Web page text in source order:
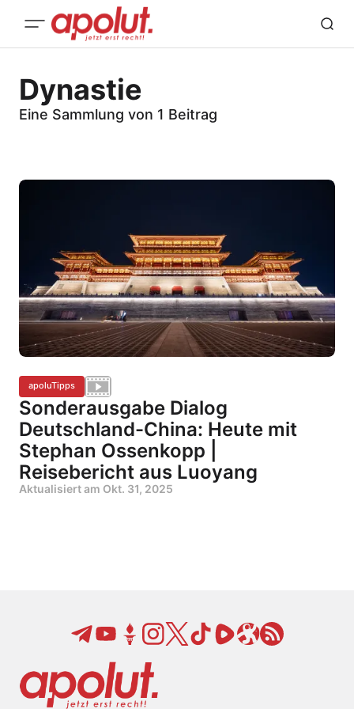
Dynastie
Eine Sammlung von 1 Beitrag
apoluTipps
Sonderausgabe Dialog
Deutschland-China: Heute mit
Stephan Ossenkopp |
Reisebericht aus Luoyang
Aktualisiert am Okt. 31, 2025